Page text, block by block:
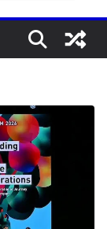
EV นำ
Tire
มส่ง